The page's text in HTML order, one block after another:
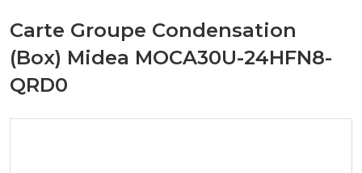
Carte Groupe Condensation
(Box) Midea MOCA30U-24HFN8-
QRD0